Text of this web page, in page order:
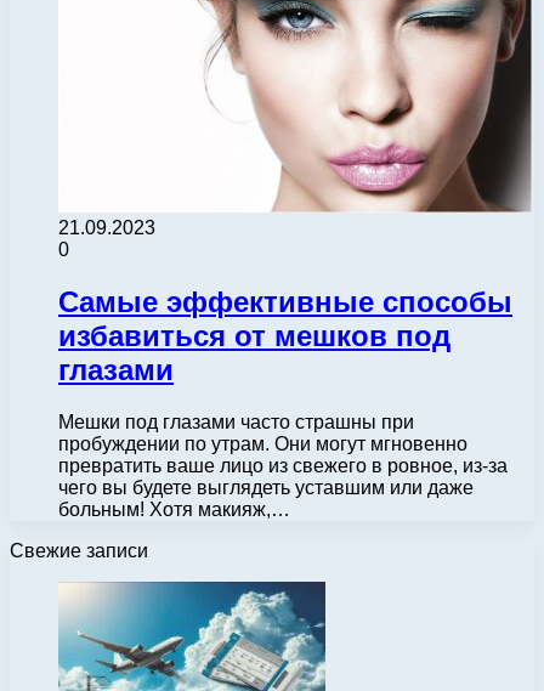
21.09.2023
0
Самые эффективные способы
избавиться от мешков под
глазами
Мешки под глазами часто страшны при
пробуждении по утрам. Они могут мгновенно
превратить ваше лицо из свежего в ровное, из-за
чего вы будете выглядеть уставшим или даже
больным! Хотя макияж,…
Свежие записи